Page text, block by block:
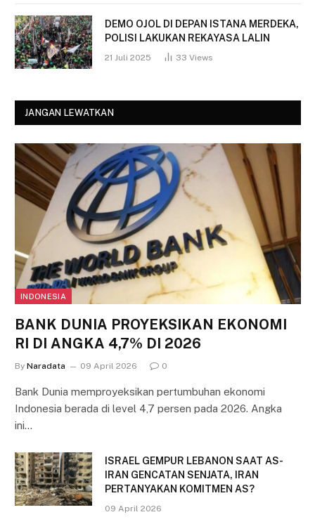
DEMO OJOL DI DEPAN ISTANA MERDEKA,
POLISI LAKUKAN REKAYASA LALIN
21 Juli 2025 33 Views
JANGAN LEWATKAN
INDONESIA
BANK DUNIA PROYEKSIKAN EKONOMI
RI DI ANGKA 4,7% DI 2026
By Naradata 09 April 2026 0
Bank Dunia memproyeksikan pertumbuhan ekonomi
Indonesia berada di level 4,7 persen pada 2026. Angka
ini…
ISRAEL GEMPUR LEBANON SAAT AS-
IRAN GENCATAN SENJATA, IRAN
PERTANYAKAN KOMITMEN AS?
09 April 2026